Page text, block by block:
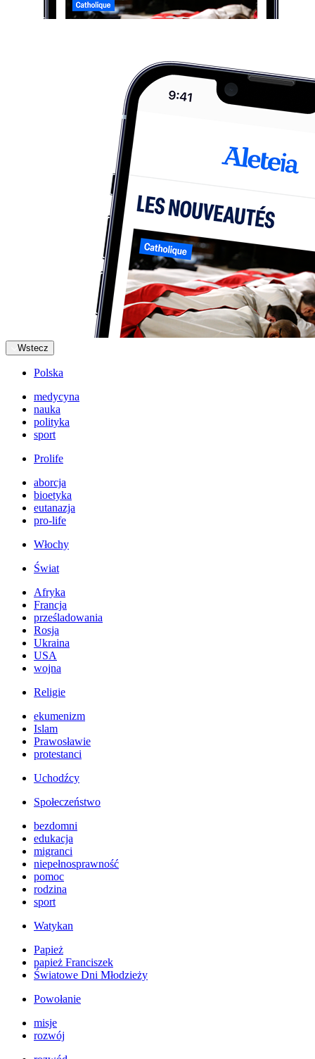
Wstecz
Polska
medycyna
nauka
polityka
sport
Prolife
aborcja
bioetyka
eutanazja
pro-life
Włochy
Świat
Afryka
Francja
prześladowania
Rosja
Ukraina
USA
wojna
Religie
ekumenizm
Islam
Prawosławie
protestanci
Uchodźcy
Społeczeństwo
bezdomni
edukacja
migranci
niepełnosprawność
pomoc
rodzina
sport
Watykan
Papież
papież Franciszek
Światowe Dni Młodzieży
Powołanie
misje
rozwój